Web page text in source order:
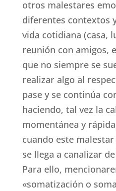
otros malestares
diferentes contextos
vida cotidiana (casa,
reunión con amigos,
que no siempre se
realizar algo al
pase y se continúa
haciendo, tal vez la
momentánea y
cuando este
se llega a canalizar
Para ello,
«somatización o